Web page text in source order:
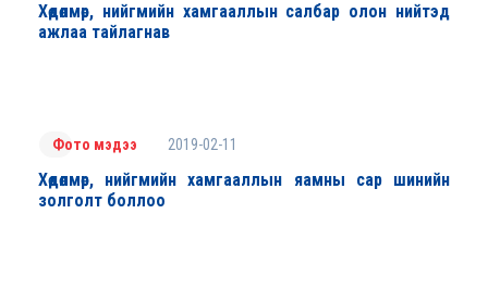
Хөдөлмөр, нийгмийн хамгааллын салбар олон нийтэд
ажлаа тайлагнав
Фото мэдээ 2019-02-11
Хөдөлмөр, нийгмийн хамгааллын яамны сар шинийн
золголт боллоо